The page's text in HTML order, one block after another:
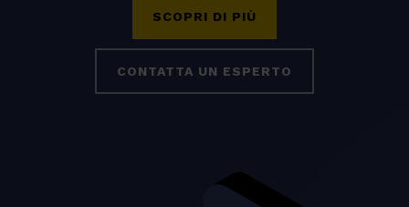
SCOPRI DI PIÙ
CONTATTA UN ESPERTO